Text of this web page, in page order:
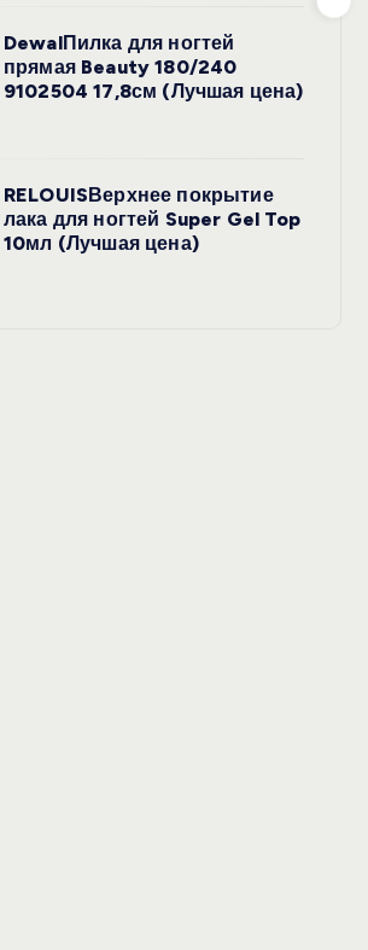
DewalПилка для ногтей
прямая Beauty 180/240
9102504 17,8см (Лучшая цена)
RELOUISВерхнее покрытие
лака для ногтей Super Gel Top
10мл (Лучшая цена)